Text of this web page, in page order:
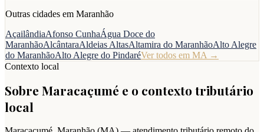
Outras cidades em Maranhão
AçailândiaAfonso CunhaÁgua Doce do
MaranhãoAlcântaraAldeias AltasAltamira do MaranhãoAlto Alegre
do MaranhãoAlto Alegre do PindaréVer todos em MA →
Contexto local
Sobre Maracaçumé e o contexto tributário
local